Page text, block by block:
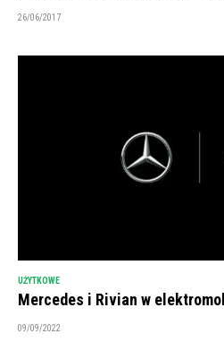
26/06/2017
UŻYTKOWE
Mercedes i Rivian w
09/09/2022